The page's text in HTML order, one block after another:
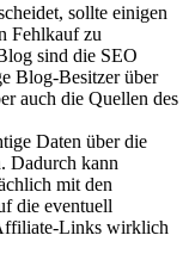
sollte einigen
Fehlkauf zu
sind die SEO
Blog-Besitzer über
auch die Quellen des
Daten über die
Dadurch kann
mit den
die eventuell
Links wirklich